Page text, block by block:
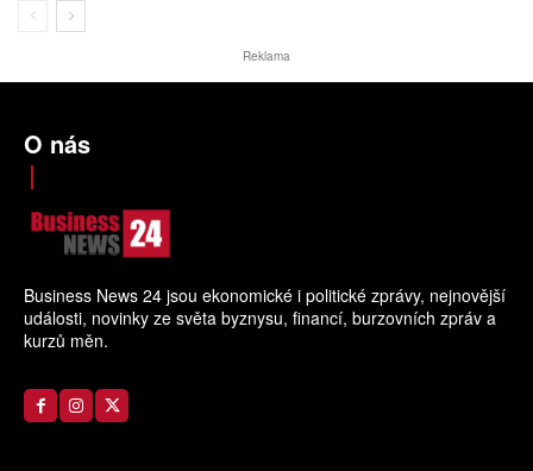
Reklama
O nás
Business News 24 jsou ekonomické i politické zprávy, nejnovější
události, novinky ze světa byznysu, financí, burzovních zpráv a
kurzů měn.